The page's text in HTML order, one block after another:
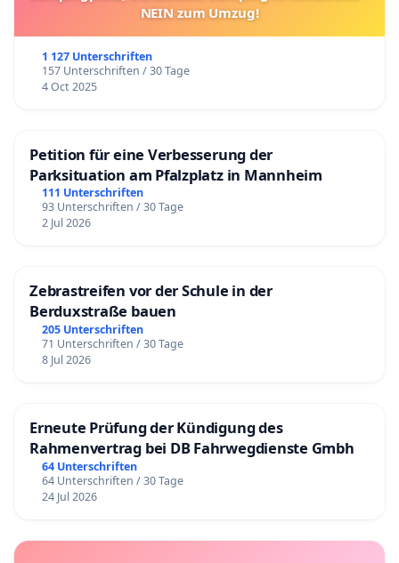
NEIN zum Umzug!
1 127 Unterschriften
157 Unterschriften / 30 Tage
4 Oct 2025
Petition für eine Verbesserung der
Parksituation am Pfalzplatz in Mannheim
111 Unterschriften
93 Unterschriften / 30 Tage
2 Jul 2026
Zebrastreifen vor der Schule in der
Berduxstraße bauen
205 Unterschriften
71 Unterschriften / 30 Tage
8 Jul 2026
Erneute Prüfung der Kündigung des
Rahmenvertrag bei DB Fahrwegdienste Gmbh
64 Unterschriften
64 Unterschriften / 30 Tage
24 Jul 2026